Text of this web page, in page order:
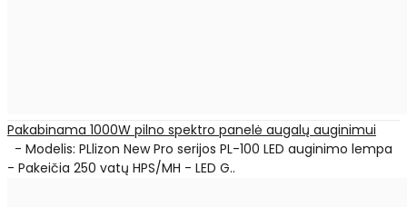
Pakabinama 1000W pilno spektro panelė augalų auginimui
- Modelis: PLlizon New Pro serijos PL-100 LED auginimo lempa
- Pakeičia 250 vatų HPS/MH - LED G..